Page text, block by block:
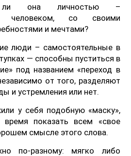
она личностью –
человеком, со своими
и мечтами?
люди – самостоятельные в
— способны пуститься в
под названием «переход в
от того, разделяют
и устремления или нет.
у себя подобную «маску»,
показать всем «свое
смысле этого слова.
по-разному: мягко либо